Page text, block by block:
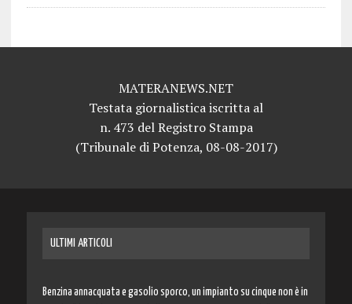
MATERANEWS.NET
Testata giornalistica iscritta al
n. 473 del Registro Stampa
(Tribunale di Potenza, 08-08-2017)
ULTIMI ARTICOLI
Benzina annacquata e gasolio sporco, un impianto su cinque non è in